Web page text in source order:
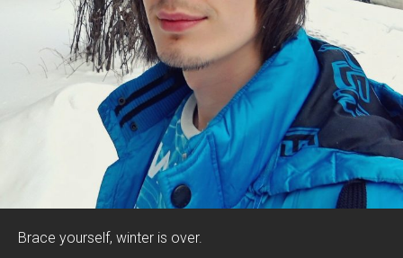
Brace yourself, winter is over.